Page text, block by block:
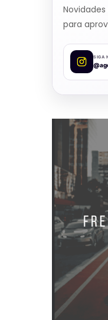
para
SIGA